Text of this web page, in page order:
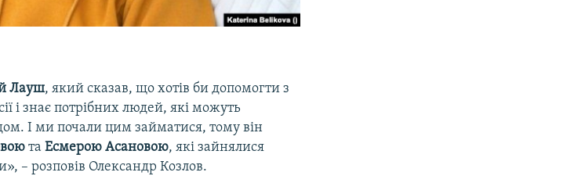
Лауш, який сказав, що хотів би допомогти з
і знає потрібних людей, які можуть
І ми почали цим займатися, тому він
таЕсмерою Асановою, які зайнялися
– розповів Олександр Козлов.